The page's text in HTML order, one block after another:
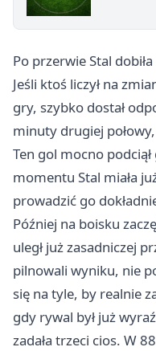
Po przerwie Stal
Jeśli ktoś liczył na
gry, szybko dostał
minuty drugiej
Ten gol mocno
momentu Stal miała
prowadzić go
Później na boisku
uległ już zasadniczej
pilnowali wyniku, nie
się na tyle, by realnie
gdy rywal był już
zadała trzeci cios. W